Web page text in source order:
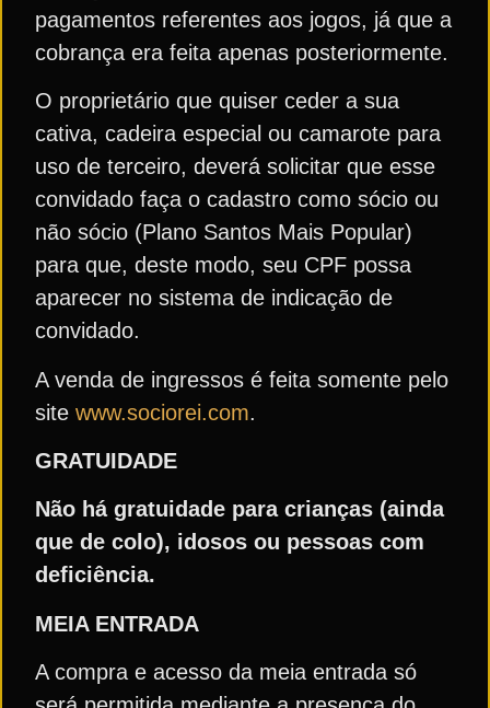
pagamentos referentes aos jogos, já que a
cobrança era feita apenas posteriormente.
O proprietário que quiser ceder a sua
cativa, cadeira especial ou camarote para
uso de terceiro, deverá solicitar que esse
convidado faça o cadastro como sócio ou
não sócio (Plano Santos Mais Popular)
para que, deste modo, seu CPF possa
aparecer no sistema de indicação de
convidado.
A venda de ingressos é feita somente pelo
site www.sociorei.com.
GRATUIDADE
Não há gratuidade para crianças (ainda
que de colo), idosos ou pessoas com
deficiência.
MEIA ENTRADA
A compra e acesso da meia entrada só